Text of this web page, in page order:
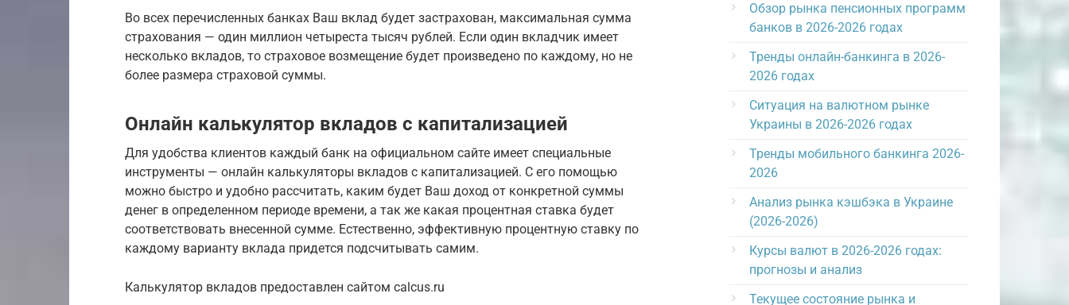
Во всех перечисленных банках Ваш вклад будет застрахован, максимальная сумма
страхования — один миллион четыреста тысяч рублей. Если один вкладчик имеет
несколько вкладов, то страховое возмещение будет произведено по каждому, но не
более размера страховой суммы.
Онлайн калькулятор вкладов с капитализацией
Для удобства клиентов каждый банк на официальном сайте имеет специальные
инструменты — онлайн калькуляторы вкладов с капитализацией. С его помощью
можно быстро и удобно рассчитать, каким будет Ваш доход от конкретной суммы
денег в определенном периоде времени, а так же какая процентная ставка будет
соответствовать внесенной сумме. Естественно, эффективную процентную ставку по
каждому варианту вклада придется подсчитывать самим.
Калькулятор вкладов предоставлен сайтом calcus.ru
Обзор рынка пенсионных программ
банков в 2026-2026 годах
Тренды онлайн-банкинга в 2026-
2026 годах
Ситуация на валютном рынке
Украины в 2026-2026 годах
Тренды мобильного банкинга 2026-
2026
Анализ рынка кэшбэка в Украине
(2026-2026)
Курсы валют в 2026-2026 годах:
прогнозы и анализ
Текущее состояние рынка и